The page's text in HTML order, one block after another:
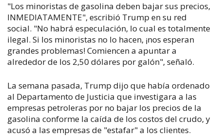
"Los minoristas de gasolina deben bajar sus precios,
INMEDIATAMENTE", escribió Trump en su red
social. "No habrá especulación, lo cual es totalmente
ilegal. Si los minoristas no lo hacen, ¡nos esperan
grandes problemas! Comiencen a apuntar a
alrededor de los 2,50 dólares por galón", señaló.
La semana pasada, Trump dijo que había ordenado
al Departamento de Justicia que investigara a las
empresas petroleras por no bajar los precios de la
gasolina conforme la caída de los costos del crudo, y
acusó a las empresas de "estafar" a los clientes.